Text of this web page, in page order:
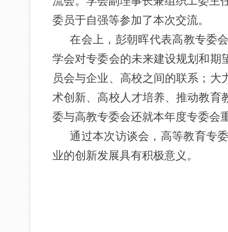
委员于自强等参加了本次交流。
在会上，彭朝晖代表高教专委
学会对专委会的未来建设规划和期
员会与企业、高校之间的联系；
术创新、高校人才培养、推动教育
委与高教专委会还就本年度专委会
通过本次访谈会，高等教育专
业的创新发展具有积极意义。